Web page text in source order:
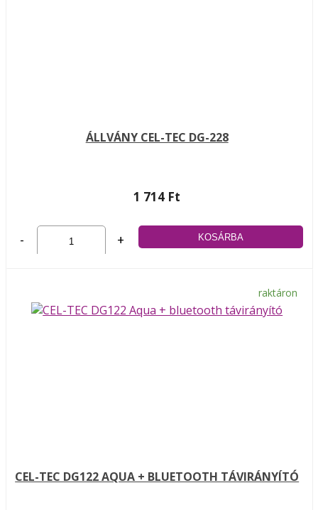
ÁLLVÁNY CEL-TEC DG-228
1 714 Ft
- +
raktáron
CEL-TEC DG122 AQUA + BLUETOOTH TÁVIRÁNYÍTÓ